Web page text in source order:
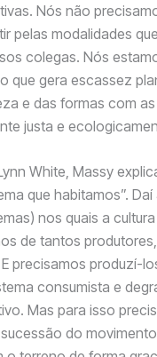
Nós não
pelas modalidades
colegas. Nós
que gera escassez
e das formas com
justa e
White, Massy
que habitamos”.
nos quais a
de tantos
precisamos produzí-
consumista e
Mas para isso
do